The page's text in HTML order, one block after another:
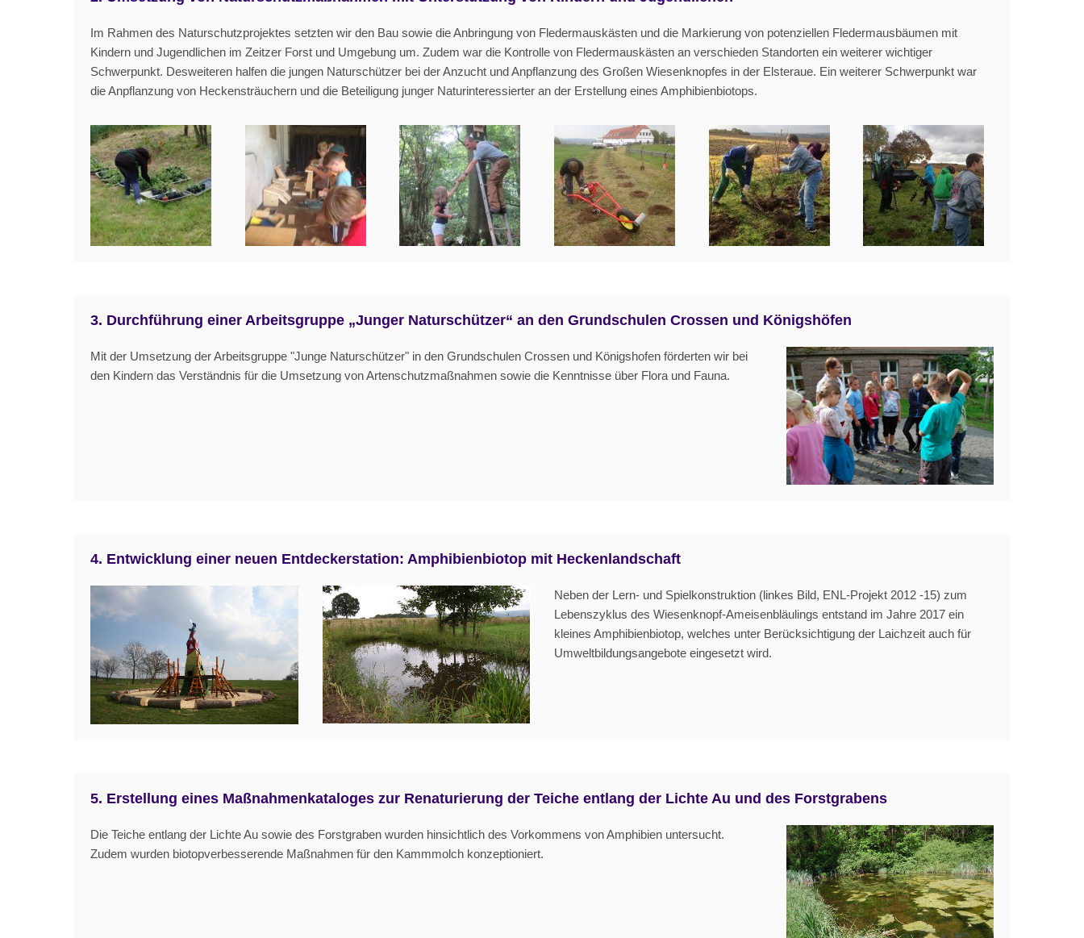
Im Rahmen des Naturschutzprojektes setzten wir den Bau sowie die Anbringung von Fledermauskästen und die Markierung von potenziellen Fledermausbäumen mit
Kindern und Jugendlichen im Zeitzer Forst und Umgebung um. Zudem war die Kontrolle von Fledermauskästen an verschieden Standorten ein weiterer wichtiger
Schwerpunkt. Desweiteren halfen die jungen Naturschützer bei der Anzucht und Anpflanzung des Großen Wiesenknopfes in der Elsteraue. Ein weiterer Schwerpunkt war
die Anpflanzung von Heckensträuchern und die Beteiligung junger Naturinteressierter an der Erstellung eines Amphibienbiotops.
3. Durchführung einer Arbeitsgruppe „Junger Naturschützer“ an den Grundschulen Crossen und Königshöfen
Mit der Umsetzung der Arbeitsgruppe "Junge Naturschützer" in den Grundschulen Crossen und Königshofen förderten wir bei
den Kindern das Verständnis für die Umsetzung von Artenschutzmaßnahmen sowie die Kenntnisse über Flora und Fauna.
4. Entwicklung einer neuen Entdeckerstation: Amphibienbiotop mit Heckenlandschaft
Neben der Lern- und Spielkonstruktion (linkes Bild, ENL-Projekt 2012 -15) zum
Lebenszyklus des Wiesenknopf-Ameisenbläulings entstand im Jahre 2017 ein
kleines Amphibienbiotop, welches unter Berücksichtigung der Laichzeit auch für
Umweltbildungsangebote eingesetzt wird.
5. Erstellung eines Maßnahmenkataloges zur Renaturierung der Teiche entlang der Lichte Au und des Forstgrabens
Die Teiche entlang der Lichte Au sowie des Forstgraben wurden hinsichtlich des Vorkommens von Amphibien untersucht.
Zudem wurden biotopverbesserende Maßnahmen für den Kammmolch konzeptioniert.